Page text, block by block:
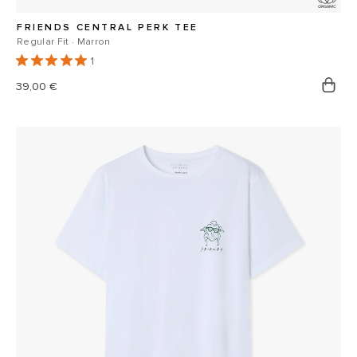
FRIENDS CENTRAL PERK TEE
Regular Fit · Marron
1
Prix
39,00 €